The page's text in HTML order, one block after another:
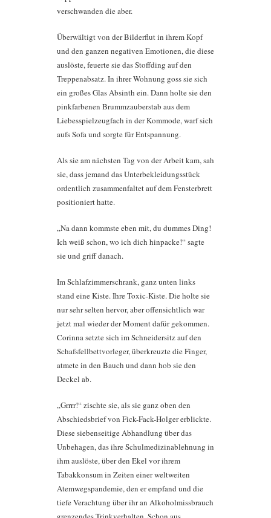
verschwanden die aber.
Überwältigt von der Bilderflut in ihrem Kopf
und den ganzen negativen Emotionen, die diese
auslöste, feuerte sie das Stoffding auf den
Treppenabsatz. In ihrer Wohnung goss sie sich
ein großes Glas Absinth ein. Dann holte sie den
pinkfarbenen Brummzauberstab aus dem
Liebesspielzeugfach in der Kommode, warf sich
aufs Sofa und sorgte für Entspannung.
Als sie am nächsten Tag von der Arbeit kam, sah
sie, dass jemand das Unterbekleidungsstück
ordentlich zusammenfaltet auf dem Fensterbrett
positioniert hatte.
„Na dann kommste eben mit, du dummes Ding!
Ich weiß schon, wo ich dich hinpacke!“ sagte
sie und griff danach.
Im Schlafzimmerschrank, ganz unten links
stand eine Kiste. Ihre Toxic-Kiste. Die holte sie
nur sehr selten hervor, aber offensichtlich war
jetzt mal wieder der Moment dafür gekommen.
Corinna setzte sich im Schneidersitz auf den
Schafsfellbettvorleger, überkreuzte die Finger,
atmete in den Bauch und dann hob sie den
Deckel ab.
„Grrrr!“ zischte sie, als sie ganz oben den
Abschiedsbrief von Fick-Fack-Holger erblickte.
Diese siebenseitige Abhandlung über das
Unbehagen, das ihre Schulmedizinablehnung in
ihm auslöste, über den Ekel vor ihrem
Tabakkonsum in Zeiten einer weltweiten
Atemwegspandemie, den er empfand und die
tiefe Verachtung über ihr an Alkoholmissbrauch